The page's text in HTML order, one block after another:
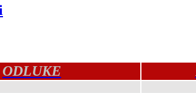
ODLUKE